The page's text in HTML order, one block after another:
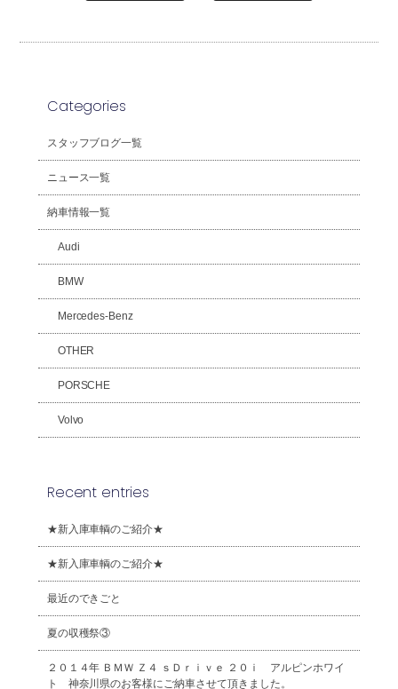
Categories
スタッフブログ一覧
ニュース一覧
納車情報一覧
Audi
BMW
Mercedes-Benz
OTHER
PORSCHE
Volvo
Recent entries
★新入庫車輌のご紹介★
★新入庫車輌のご紹介★
最近のできごと
夏の収穫祭③
２０１４年 ＢＭＷ Ｚ４ ｓＤｒｉｖｅ ２０ｉ アルピンホワイ
ト 神奈川県のお客様にご納車させて頂きました。